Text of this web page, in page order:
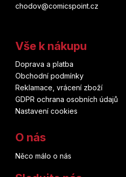
chodov@comicspoint.cz
Vše k nákupu
Doprava a platba
Obchodní podmínky
Reklamace, vrácení zboží
GDPR ochrana osobních údajů
Nastavení cookies
O nás
Něco málo o nás